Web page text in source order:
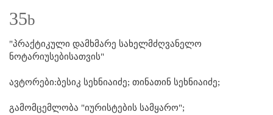
35b
"პრაქტიკული დამხმარე სახელმძღვანელო
ნოტარიუსებისათვის"
ავტორები:ბესიკ სეხნიაიძე; თინათინ სეხნიაიძე;
გამომცემლობა "იურისტების სამყარო";